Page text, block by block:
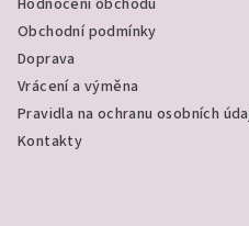
Hodnocení obchodu
Obchodní podmínky
Doprava
Vrácení a výměna
Pravidla na ochranu osobních
Kontakty